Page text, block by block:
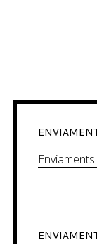
Enviaments